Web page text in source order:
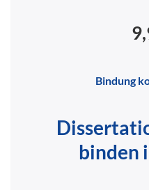
Bindung
binden